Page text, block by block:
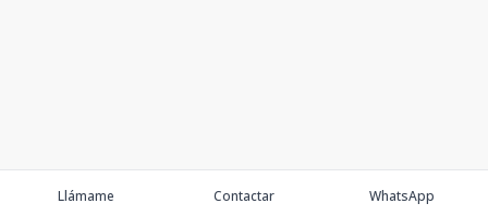
Llámame Contactar WhatsApp